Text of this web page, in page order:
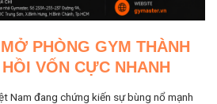
PHÒNG GYM THÀNH
VỐN CỰC NHANH
Nam đang chứng kiến sự bùng nổ mạnh